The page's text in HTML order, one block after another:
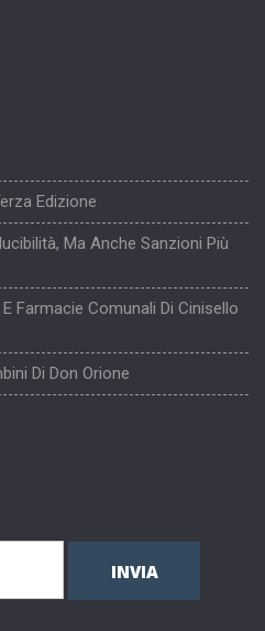
Edizione
Ma Anche Sanzioni Più
Farmacie Comunali Di Cinisello
Di Don Orione
INVIA